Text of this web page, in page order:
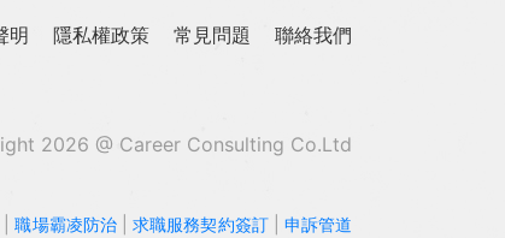
明 隱私權政策 常見問題 聯絡我們
2026 @ Career Consulting Co.Ltd
|職場霸凌防治|求職服務契約簽訂| 申訴管道